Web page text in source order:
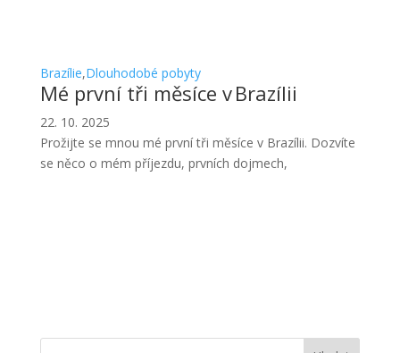
Brazílie,Dlouhodobé pobyty
Mé první tři měsíce v Brazílii
22. 10. 2025
Prožijte se mnou mé první tři měsíce v Brazílii. Dozvíte
se něco o mém příjezdu, prvních dojmech,